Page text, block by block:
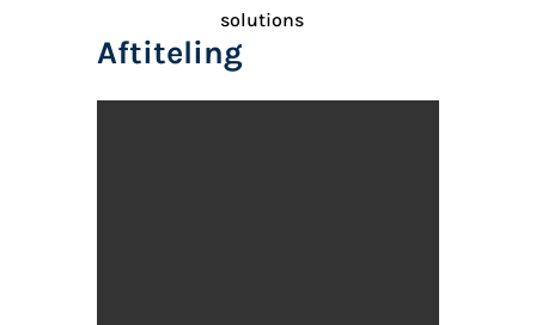
solutions
Aftiteling